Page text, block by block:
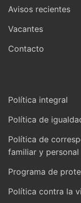
Avisos recientes
Vacantes
Contacto
Política integral
Política de
Política de
familiar y personal
Programa de
Política contra la